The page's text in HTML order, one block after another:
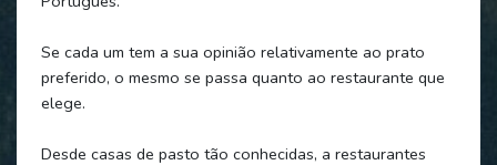
Se cada um tem a sua opinião relativamente ao prato
preferido, o mesmo se passa quanto ao restaurante que
elege.
Desde casas de pasto tão conhecidas, a restaurantes